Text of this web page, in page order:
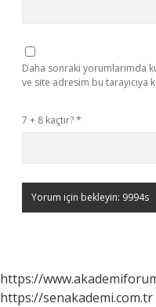
Daha sonraki yorumlarımda
ve site adresim bu tarayıcıya
7 + 8 kaçtır?*
https://
https://senakademi.com.tr